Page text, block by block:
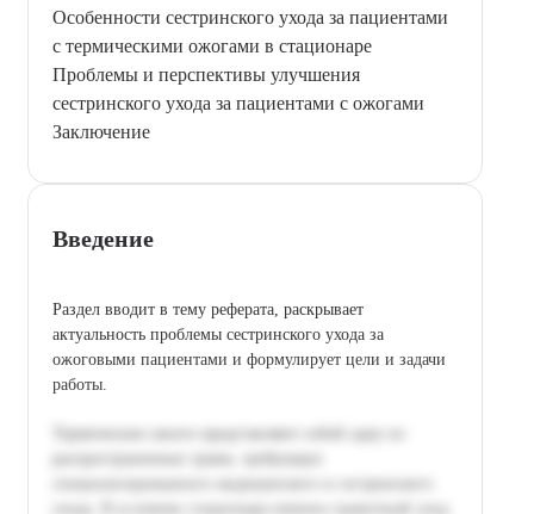
Особенности сестринского ухода за пациентами
с термическими ожогами в стационаре
Проблемы и перспективы улучшения
сестринского ухода за пациентами с ожогами
Заключение
Введение
Раздел вводит в тему реферата, раскрывает
актуальность проблемы сестринского ухода за
ожоговыми пациентами и формулирует цели и задачи
работы.